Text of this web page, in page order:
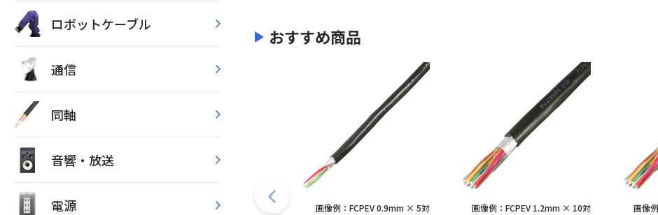
ロボットケーブル
通信
同軸
音響・放送
電源
おすすめ商品
画像例：FCPEV 0.9mm × 5対 画像例：FCPEV 1.2mm × 10対 画像